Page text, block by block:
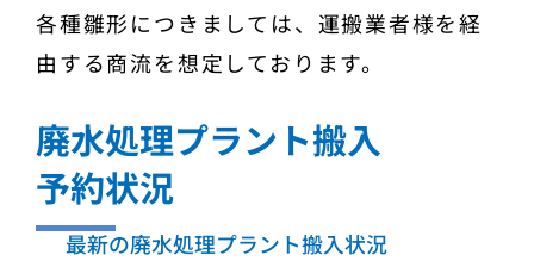
各種雛形につきましては、運搬業者様を経
由する商流を想定しております。
廃水処理プラント搬入
予約状況
最新の廃水処理プラント搬入状況